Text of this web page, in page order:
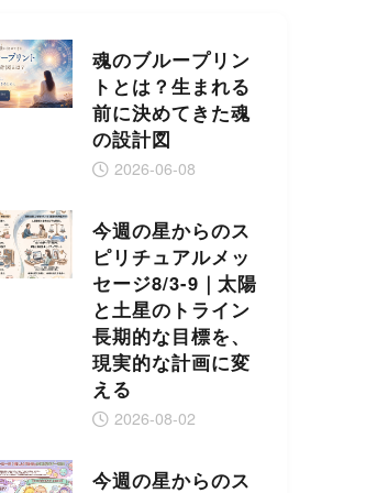
魂のブループリン
トとは？生まれる
前に決めてきた魂
の設計図
2026-06-08
今週の星からのス
ピリチュアルメッ
セージ8/3-9｜太陽
と土星のトライン
長期的な目標を、
現実的な計画に変
える
2026-08-02
今週の星からのス